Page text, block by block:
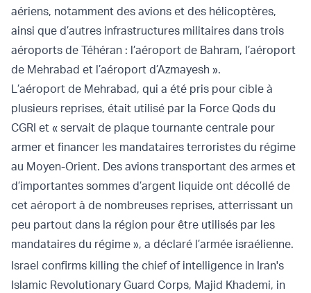
aériens, notamment des avions et des hélicoptères,
ainsi que d’autres infrastructures militaires dans trois
aéroports de Téhéran : l’aéroport de Bahram, l’aéroport
de Mehrabad et l’aéroport d’Azmayesh ».
L’aéroport de Mehrabad, qui a été pris pour cible à
plusieurs reprises, était utilisé par la Force Qods du
CGRI et « servait de plaque tournante centrale pour
armer et financer les mandataires terroristes du régime
au Moyen-Orient. Des avions transportant des armes et
d’importantes sommes d’argent liquide ont décollé de
cet aéroport à de nombreuses reprises, atterrissant un
peu partout dans la région pour être utilisés par les
mandataires du régime », a déclaré l’armée israélienne.
Israel confirms killing the chief of intelligence in Iran's
Islamic Revolutionary Guard Corps, Majid Khademi, in